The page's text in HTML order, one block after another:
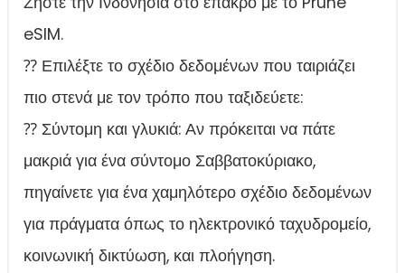
eSIM.
⁇ Επιλέξτε το σχέδιο δεδομένων που ταιριάζει
πιο στενά με τον τρόπο που ταξιδεύετε:
⁇ Σύντομη και γλυκιά: Αν πρόκειται να πάτε
μακριά για ένα σύντομο Σαββατοκύριακο,
πηγαίνετε για ένα χαμηλότερο σχέδιο δεδομένων
για πράγματα όπως το ηλεκτρονικό ταχυδρομείο,
κοινωνική δικτύωση, και πλοήγηση.